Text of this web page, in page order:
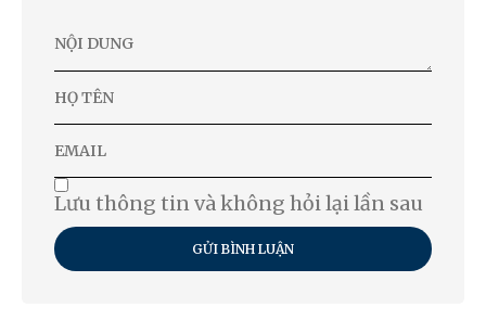
Lưu thông tin và không hỏi lại lần sau
GỬI BÌNH LUẬN